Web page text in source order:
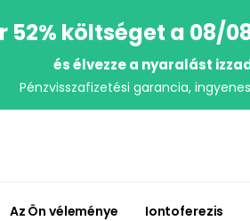
52% költséget a 08/
és élvezze a nyaralást
Pénzvisszafizetési garancia,
Az Ön véleménye Iontoferezis